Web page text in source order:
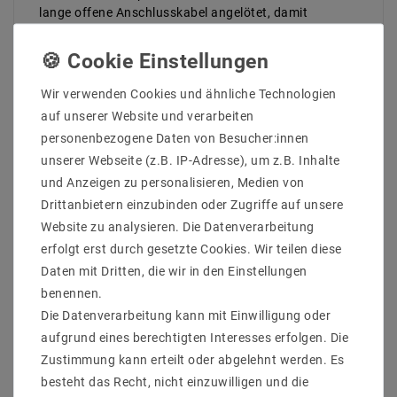
lange offene Anschlusskabel angelötet, damit
können. Aus diesem Grund ist in der Lieferung kein
Netzteil enthalten, da hierfür das genaue Maß sowie
die Gesamtbelastung für die Bestellung eines
Hersteller&ArtikleNr : Mextronic LT3528W3012050012
Lichtfarb : Warmweiß (3000K)
Anzahl der LEDs pro Meter : 120
Lumen / LED : 7,8
Länge (Meter) : 5
Gesamtlichtstrom bis : 4680
Farbwiedergabe : 83
Abstrahlwinkel (Grad) : 120
Arbeitsspannung (Volt) : 12
Arbeitsstrom / Meter max bis (mA) : 800
gesamter Arbeitsstrom (max) bis (mA) : 4
Leistung (W) pro Meter bis : 9,6
Wir verwenden Cookies und ähnliche Technologien
auf unserer Website und verarbeiten
personenbezogene Daten von Besucher:innen
unserer Webseite (z.B. IP-Adresse), um z.B. Inhalte
und Anzeigen zu personalisieren, Medien von
Drittanbietern einzubinden oder Zugriffe auf unsere
Website zu analysieren. Die Datenverarbeitung
erfolgt erst durch gesetzte Cookies. Wir teilen diese
Daten mit Dritten, die wir in den Einstellungen
benennen.
Die Datenverarbeitung kann mit Einwilligung oder
aufgrund eines berechtigten Interesses erfolgen. Die
Zustimmung kann erteilt oder abgelehnt werden. Es
besteht das Recht, nicht einzuwilligen und die